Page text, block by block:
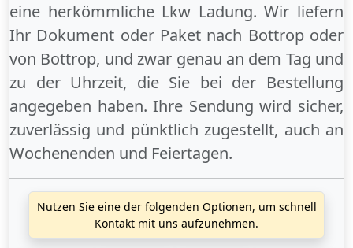
eine herkömmliche Lkw Ladung. Wir liefern
Ihr Dokument oder Paket nach Bottropoder
von Bottrop, und zwar genau an dem Tag und
zu der Uhrzeit, die Sie bei der Bestellung
angegeben haben. Ihre Sendung wird sicher,
zuverlässig und pünktlich zugestellt, auch an
Wochenenden und Feiertagen.
Nutzen Sie eine der folgenden Optionen, um schnell
Kontakt mit uns aufzunehmen.